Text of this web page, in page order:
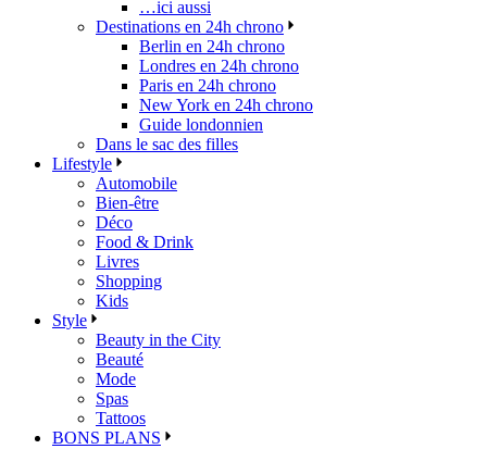
…ici aussi
Destinations en 24h chrono
Berlin en 24h chrono
Londres en 24h chrono
Paris en 24h chrono
New York en 24h chrono
Guide londonnien
Dans le sac des filles
Lifestyle
Automobile
Bien-être
Déco
Food & Drink
Livres
Shopping
Kids
Style
Beauty in the City
Beauté
Mode
Spas
Tattoos
BONS PLANS